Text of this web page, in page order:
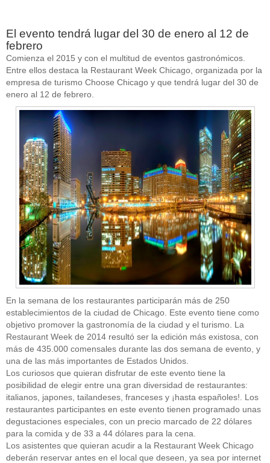
El evento tendrá lugar del 30 de enero al 12 de
febrero
Comienza el 2015 y con el multitud de eventos gastronómicos.
Entre ellos destaca la Restaurant Week Chicago, organizada por la
empresa de turismo Choose Chicago y que tendrá lugar del 30 de
enero al 12 de febrero.
En la semana de los restaurantes participarán más de 250
establecimientos de la ciudad de Chicago. Este evento tiene como
objetivo promover la gastronomía de la ciudad y el turismo. La
Restaurant Week de 2014 resultó ser la edición más existosa, con
más de 435.000 comensales durante las dos semana de evento, y
una de las más importantes de Estados Unidos.
Los curiosos que quieran disfrutar de este evento tiene la
posibilidad de elegir entre una gran diversidad de restaurantes:
italianos, japones, tailandeses, franceses y ¡hasta españoles!. Los
restaurantes participantes en este evento tienen programado unas
degustaciones especiales, con un precio marcado de 22 dólares
para la comida y de 33 a 44 dólares para la cena.
Los asistentes que quieran acudir a la Restaurant Week Chicago
deberán reservar antes en el local que deseen, ya sea por internet